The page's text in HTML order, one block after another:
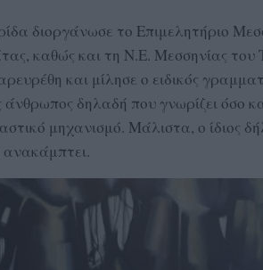
διοργάνωσε το Επιμελητήριο
καθώς και τη Ν.Ε. Μεσσηνίας
και μίλησε ο ειδικός
δηλαδή που γνωρίζει όσο
μηχανισμό. Μάλιστα, ο ίδιος